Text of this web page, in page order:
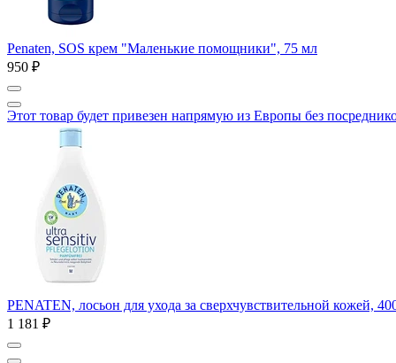
Penaten, SOS крем "Маленькие помощники", 75 мл
950 ₽
Этот товар будет привезен напрямую из Европы без
PENATEN, лосьон для ухода за сверхчувствительной кожей,
1 181 ₽